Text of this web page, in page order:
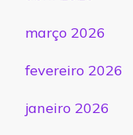
março 2026
fevereiro 2026
janeiro 2026